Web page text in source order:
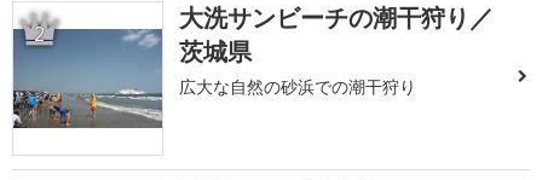
2
大洗サンビーチの潮干狩り／
茨城県
広大な自然の砂浜での潮干狩り